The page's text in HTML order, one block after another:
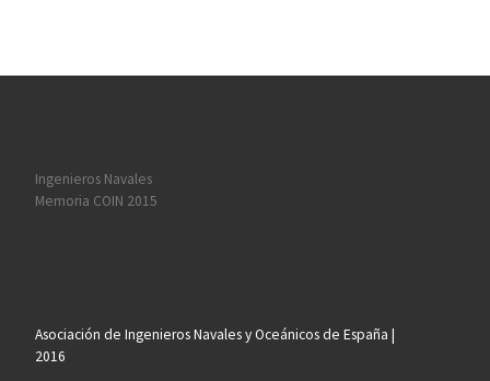
Ingenieros Navales
Memoria COIN 2015
Asociación de Ingenieros Navales y Oceánicos de España |
2016